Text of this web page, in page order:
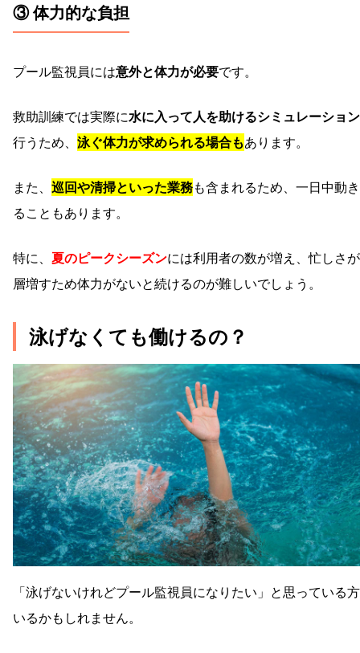
③ 体力的な負担
プール監視員には意外と体力が必要です。
救助訓練では実際に水に入って人を助けるシミュレーション
行うため、 泳ぐ体力が求められる場合もあります。
また、 巡回や清掃といった業務も含まれるため、一日中動
ることもあります。
特に、 夏のピークシーズンには利用者の数が増え、忙しさ
層増すため体力がないと続けるのが難しいでしょう。
泳げなくても働けるの？
「泳げないけれどプール監視員になりたい」と思っている
いるかもしれません。